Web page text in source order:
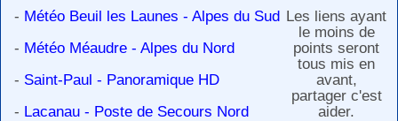
- Météo Beuil les Launes - Alpes du Sud
- Météo Méaudre - Alpes du Nord
- Saint-Paul - Panoramique HD
- Lacanau - Poste de Secours Nord
Les liens ayant
le moins de
points seront
tous mis en
avant,
partager c'est
aider.